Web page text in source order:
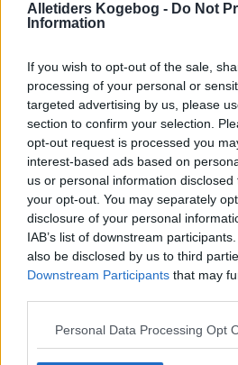
Alletiders Kogebog - Do Not
Information
If you wish to opt-out of the sale,
processing of your personal or
targeted advertising by us, please
section to confirm your selection.
opt-out request is processed you
interest-based ads based on
us or personal information
your opt-out. You may separately
disclosure of your personal
IAB’s list of downstream
also be disclosed by us to third
Downstream Participants that may
Personal Data Processing Opt
Opskriftsinfo
Ret : Kold Dessert-Dessert
Hovedingrediens :
mælkeprodukter
Fedtfattig opskrift
Indsendt :2002-04-16
Redigeret:2024-07-23